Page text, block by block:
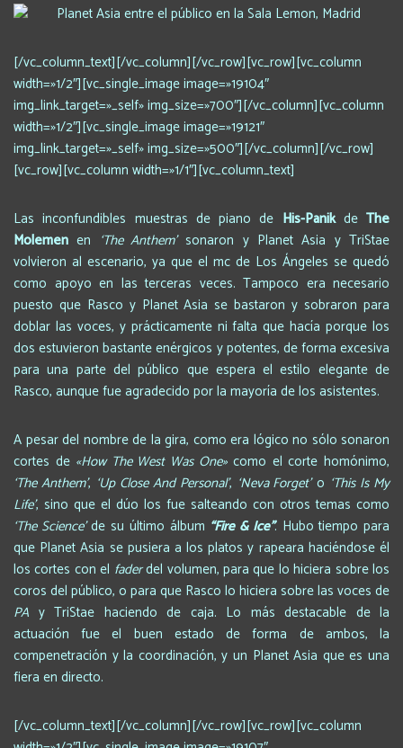
[/vc_column_text][/vc_column][/vc_row][vc_row][vc_column
width=»1/2″][vc_single_image image=»19104″
img_link_target=»_self» img_size=»700″][/vc_column][vc_column
width=»1/2″][vc_single_image image=»19121″
img_link_target=»_self» img_size=»500″][/vc_column][/vc_row]
[vc_row][vc_column width=»1/1″][vc_column_text]
Las inconfundibles muestras de piano de His-Panikde The
Molemen en ‘The Anthem’sonaron y Planet Asia y TriStae
volvieron al escenario, ya que el mc de Los Ángeles se quedó
como apoyo en las terceras veces. Tampoco era necesario
puesto que Rasco y Planet Asia se bastaron y sobraron para
doblar las voces, y prácticamente ni falta que hacía porque los
dos estuvieron bastante enérgicos y potentes, de forma excesiva
para una parte del público que espera el estilo elegante de
Rasco, aunque fue agradecido por la mayoría de los asistentes.
A pesar del nombre de la gira, como era lógico no sólo sonaron
cortes de «How The West Was One»como el corte homónimo,
‘The Anthem’, ‘Up Close And Personal’, ‘Neva Forget’o ‘This Is My
Life’, sino que el dúo los fue salteando con otros temas como
‘The Science’de su último álbum “Fire & Ice”. Hubo tiempo para
que Planet Asia se pusiera a los platos y rapeara haciéndose él
los cortes con el faderdel volumen, para que lo hiciera sobre los
coros del público, o para que Rasco lo hiciera sobre las voces de
PA y TriStae haciendo de caja. Lo más destacable de la
actuación fue el buen estado de forma de ambos, la
compenetración y la coordinación, y un Planet Asia que es una
fiera en directo.
[/vc_column_text][/vc_column][/vc_row][vc_row][vc_column